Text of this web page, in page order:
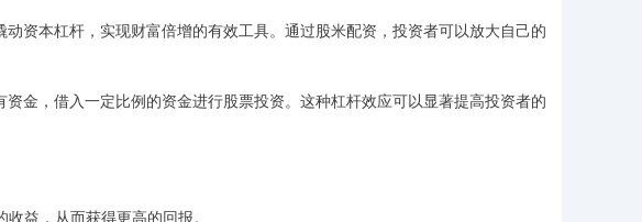
资本杠杆，实现财富倍增的有效工具。通过股米配资，投资者可以放大自己的
金，借入一定比例的资金进行股票投资。这种杠杆效应可以显著提高投资者的
益，从而获得更高的回报。